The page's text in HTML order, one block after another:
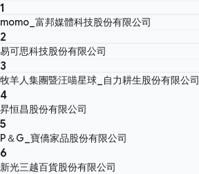
1
momo_富邦媒體科技股份有限公司
2
易可思科技股份有限公司
3
牧羊人集團暨汪喵星球_自力耕生股份有限公司
4
昇恒昌股份有限公司
5
P＆G_寶僑家品股份有限公司
6
新光三越百貨股份有限公司